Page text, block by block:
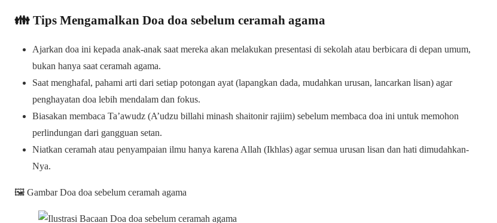
👪 Tips Mengamalkan Doa doa sebelum ceramah agama
Ajarkan doa ini kepada anak-anak saat mereka akan melakukan presentasi di sekolah atau berbicara di depan umum,
bukan hanya saat ceramah agama.
Saat menghafal, pahami arti dari setiap potongan ayat (lapangkan dada, mudahkan urusan, lancarkan lisan) agar
penghayatan doa lebih mendalam dan fokus.
Biasakan membaca Ta’awudz (A’udzu billahi minash shaitonir rajiim) sebelum membaca doa ini untuk memohon
perlindungan dari gangguan setan.
Niatkan ceramah atau penyampaian ilmu hanya karena Allah (Ikhlas) agar semua urusan lisan dan hati dimudahkan-
Nya.
🖼️ Gambar Doa doa sebelum ceramah agama